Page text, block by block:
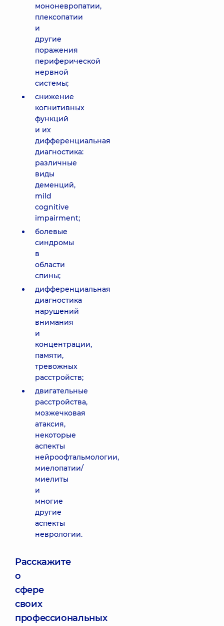
мононевропатии,
плексопатии
и
другие
поражения
периферической
нервной
системы;
снижение
когнитивных
функций
и их
дифференциальная
диагностика:
различные
виды
деменций,
mild
cognitive
impairment;
болевые
синдромы
в
области
спины;
дифференциальная
диагностика
нарушений
внимания
и
концентрации,
памяти,
тревожных
расстройств;
двигательные
расстройства,
мозжечковая
атаксия,
некоторые
аспекты
нейроофтальмологии,
миелопатии/
миелиты
и
многие
другие
аспекты
неврологии.
Расскажите
о
сфере
своих
профессиональных